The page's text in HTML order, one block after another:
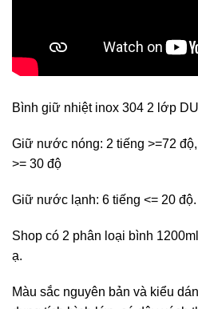
Bình giữ nhiệt inox 304 2 lớp
Giữ nước nóng: 2 tiếng >=72
>= 30 độ
Giữ nước lạnh: 6 tiếng <= 20 độ.
Shop có 2 phân loại bình
ạ.
Màu sắc nguyên bản và kiểu